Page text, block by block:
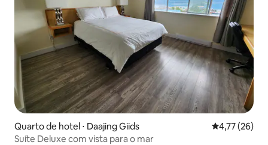
Quarto de hotel ⋅ Daajing Giids 4,77 de uma
4,77 (26)
Suíte Deluxe com vista para o mar